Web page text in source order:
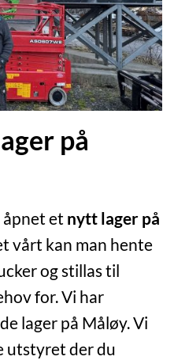
på
åpnet et nytt lager på
vårt kan man hente
og stillas til
for. Vi har
lager på Måløy. Vi
utstyret der du